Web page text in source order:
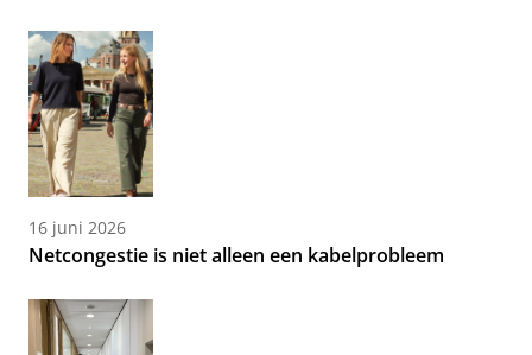
16 juni 2026
Netcongestie is niet alleen een kabelprobleem